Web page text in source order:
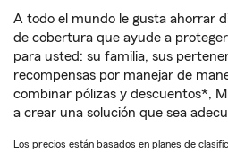
A todo el mundo le gusta ahorrar
de cobertura que ayude a
para usted: su familia, sus
recompensas por manejar de
combinar pólizas y descuentos*,
a crear una solución que sea
Los precios están basados en planes de